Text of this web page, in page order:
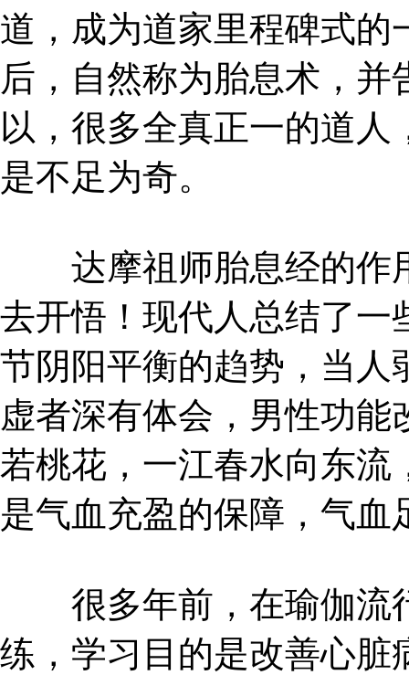
道，成为道家里程碑式的
后，自然称为胎息术，
以，很多全真正一的道
是不足为奇。
达摩祖师胎息经的作
去开悟！现代人总结了一
节阴阳平衡的趋势，当人
虚者深有体会，男性功
若桃花，一江春水向东流
是气血充盈的保障，气
很多年前，在瑜伽流
练，学习目的是改善心脏